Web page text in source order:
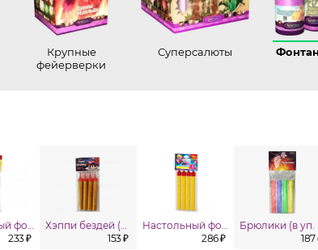
Крупные
фейерверки
Суперсалюты
Настольный фонтан (в уп. 4шт.)
233 ₽
Хэппи бездей (С Днём рождения) (в уп. 4 шт.)
153 ₽
Настольный фонтан XL (в уп. 4шт.)
286 ₽
187